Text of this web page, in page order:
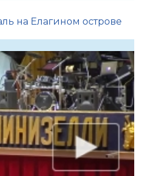
на Елагином острове